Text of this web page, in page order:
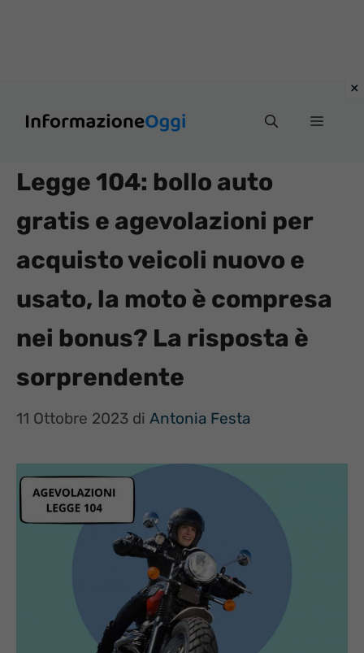
Menu
Legge 104: bollo auto
gratis e agevolazioni per
acquisto veicoli nuovo e
usato, la moto è compresa
nei bonus? La risposta è
sorprendente
11 Ottobre 2023 di Antonia Festa